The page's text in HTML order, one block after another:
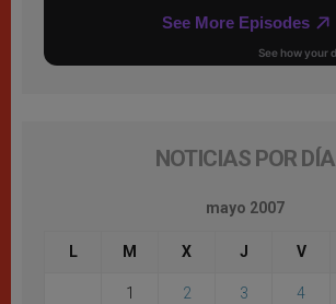
NOTICIAS POR DÍA
mayo 2007
L M X J V
1 2 3 4